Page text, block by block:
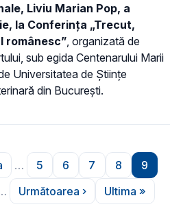
Liviu Marian Pop, a
la Conferința „Trecut,
românesc” , organizată de
sub egida Centenarului Marii
Universitatea de Științe
din București.
anterioară
…
Pagina
5
Pagina
6
Pagina
7
Pagina
8 9
Pagina următoare
Următoarea ›
Ultima
Ultima »